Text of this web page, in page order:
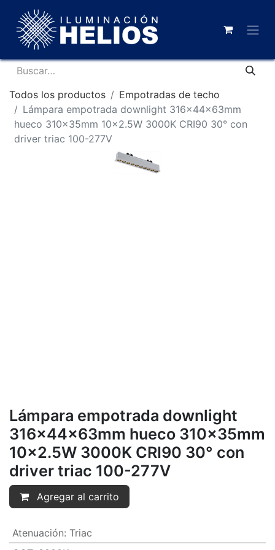
Todos los productos
Empotradas de techo
Lámpara empotrada downlight 316x44x63mm
hueco 310x35mm 10x2.5W 3000K CRI90 30° con
driver triac 100-277V
Lámpara empotrada downlight
316x44x63mm hueco 310x35mm
10x2.5W 3000K CRI90 30° con
driver triac 100-277V
Agregar al carrito
Atenuación: Triac